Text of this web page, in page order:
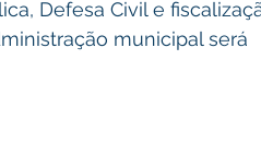
Defesa Civil e
municipal será